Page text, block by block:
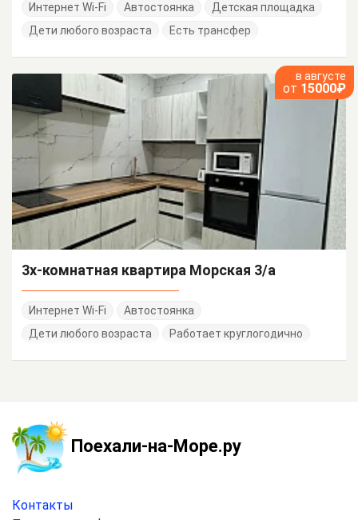
Интернет Wi-Fi Автостоянка
Детская площадка
Дети любого возраста
Есть трансфер
в августе
от 15000₽
3х-комнатная квартира Морская 3/а
Интернет Wi-Fi
Автостоянка
Дети любого возраста
Работает круглогодично
Поехали-на-Море.ру
Контакты